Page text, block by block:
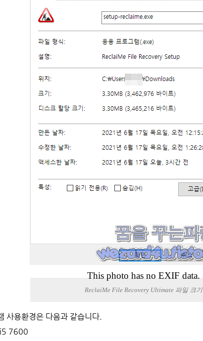
This photo has no EXIF data.
ReclaiMe File Recovery Ultimate 파일 크기
사용환경은 다음과 같습니다.
7600